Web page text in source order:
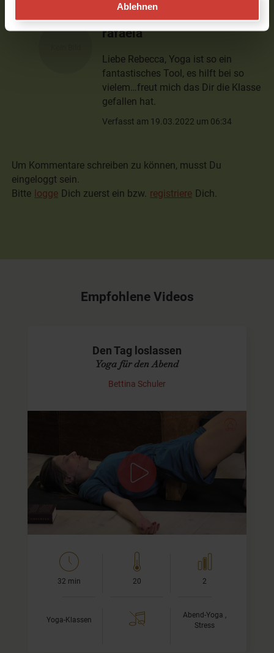
Ablehnen
rafaela
Liebe Rebecca, Yoga ist so ein
fantastisches Tool, es hilft bei so
vielem…freut mich das Dir die Klasse
gefallen hat.
Verfasst am 19.03.2022 um 06:34
Um Kommentare schreiben zu können, musst Du
eingeloggt sein.
Bitte logge Dich zuerst ein bzw. registriere Dich.
Empfohlene Videos
Den Tag loslassen
Yoga für den Abend
Bettina Schuler
Zur Ruhe kommen am Abend
Ich möchte mit Dir gemeinsam den Tag ausklingen
lassen. Wir gehen von aktiv zu passiv in dieser Sequenz.
Dich erwarten einige Asanas, um den Rücken zu dehnen
und zu…
32 min 20 2
Yoga-Klassen
Abend-Yoga ,
Stress